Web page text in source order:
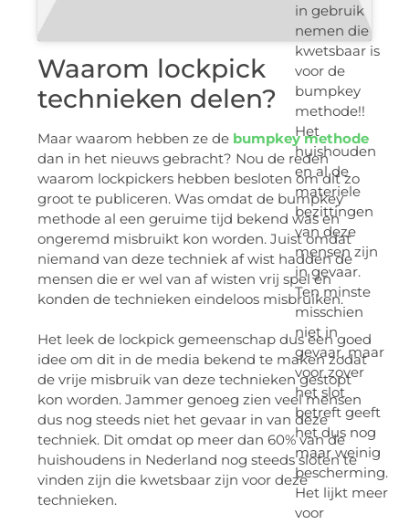
in gebruik
nemen die
kwetsbaar is
voor de
bumpkey
methode!!
Het
huishouden
en al de
materiele
bezittingen
van deze
mensen zijn
in gevaar.
Ten minste
misschien
niet in
gevaar, maar
voor zover
het slot
betreft geeft
het dus nog
maar weinig
bescherming.
Het lijkt meer
voor
Waarom lockpick
technieken delen?
Maar waarom hebben ze de bumpkey methode
dan in het nieuws gebracht? Nou de reden
waarom lockpickers hebben besloten om dit zo
groot te publiceren. Was omdat de bumpkey
methode al een geruime tijd bekend was en
ongeremd misbruikt kon worden. Juist omdat
niemand van deze techniek af wist hadden de
mensen die er wel van af wisten vrij spel en
konden de technieken eindeloos misbruiken.
Het leek de lockpick gemeenschap dus een goed
idee om dit in de media bekend te maken zodat
de vrije misbruik van deze technieken gestopt
kon worden. Jammer genoeg zien veel mensen
dus nog steeds niet het gevaar in van deze
techniek. Dit omdat op meer dan 60% van de
huishoudens in Nederland nog steeds sloten te
vinden zijn die kwetsbaar zijn voor deze
technieken.